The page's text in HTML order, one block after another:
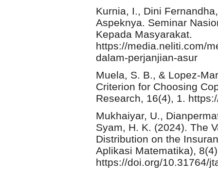
Kurnia, I., Dini
Aspeknya. Seminar
Kepada Masyarakat.
https://media.neliti.com/
dalam-perjanjian-asur
Muela, S. B., & Lopez-
Criterion for Choosing
Research, 16(4), 1.
Mukhaiyar, U.,
Syam, H. K. (2024). The
Distribution on the
Aplikasi Matematika),
https://doi.org/10.31764/